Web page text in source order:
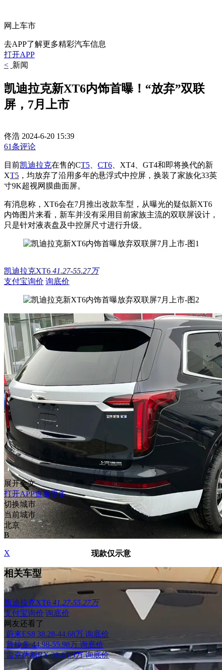
网上车市
去APP了解更多精彩汽车信息
打开APP
< 新闻
凯迪拉克新XT6内饰首曝！“放弃”双联
屏，7月上市
佟浩 2024-6-20 15:39
61条评论
目前凯迪拉克在售的CT5 CT6 、XT4、GT4和即将换代的新
XT5 ，均放弃了沿用多年的悬浮式中控屏，换装了家族化33英
寸9K超视网膜曲面屏。
有消息称，XT6会在7月推出改款车型，从曝光的疑似新XT6
内饰图片来看，新车并没有采用目前家族主流的双联屏设计，
只是针对液表盘及中控屏尺寸进行升级。
凯迪拉克XT6 41.27-55.27万
支付宝询价 询底价
现款仅示意
展开全文
打开APP查看更多
切换城市
当前城市
北京
B
X
相关车型
凯迪拉克XT6 41.27-55.27万
支付宝询价 询底价
网友还看了
蔚来ES8 38.28-44.68万 询底价
普拉多 44.98-55.98万 询底价
雷克萨斯RX 38-61.9万 询底价